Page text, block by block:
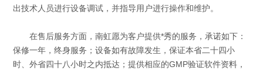
出技术人员进行设备调试，并指导用户进行操作和维护。
在售后服务方面，南虹愿为客户提供*秀的服务，承诺如下：
保修一年，终身服务；设备如有故障发生，保证本省二十四小
时、外省四十八小时之内抵达；提供相应的GMP验证软件资料，